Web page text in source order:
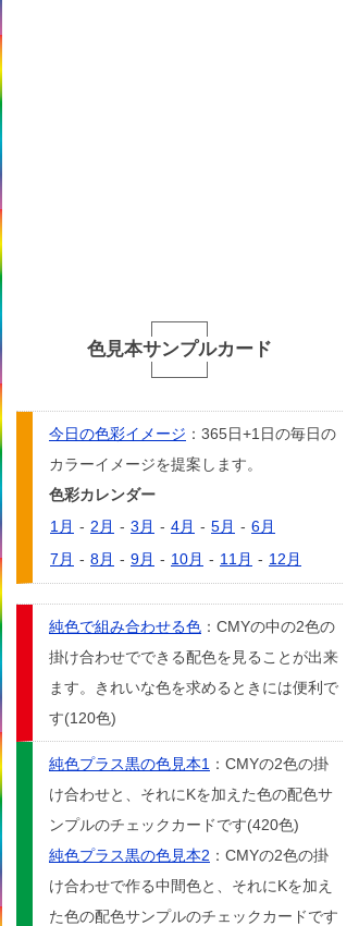
色見本サンプルカード
今日の色彩イメージ ：365日+1日の毎日の
カラーイメージを提案します。
色彩カレンダー
1月 - 2月 - 3月 - 4月 - 5月 - 6月
7月 - 8月 - 9月 - 10月 - 11月 - 12月
純色で組み合わせる色 ：CMYの中の2色の
掛け合わせでできる配色を見ることが出来
ます。きれいな色を求めるときには便利で
す(120色)
純色プラス黒の色見本1 ：CMYの2色の掛
け合わせと、それにKを加えた色の配色サ
ンプルのチェックカードです(420色)
純色プラス黒の色見本2 ：CMYの2色の掛
け合わせで作る中間色と、それにKを加え
た色の配色サンプルのチェックカードです